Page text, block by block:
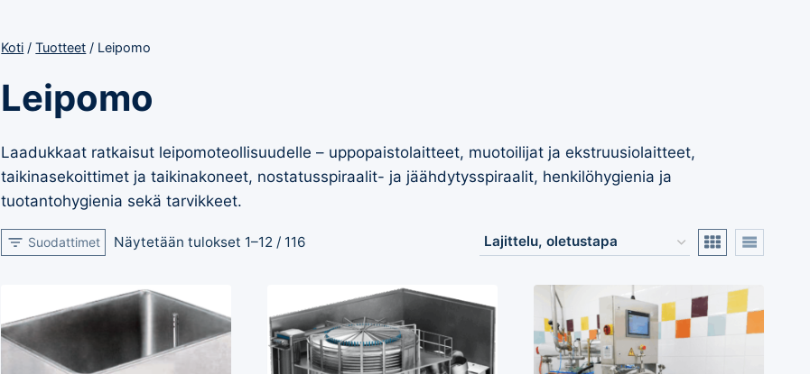
Koti / Tuotteet / Leipomo
Leipomo
Laadukkaat ratkaisut leipomoteollisuudelle – uppopaistolaitteet, muotoilijat ja ekstruusiolaitteet,
taikinasekoittimet ja taikinakoneet, nostatusspiraalit- ja jäähdytysspiraalit, henkilöhygienia ja
tuotantohygienia sekä tarvikkeet.
Suodattimet Näytetään tulokset 1–12 / 116